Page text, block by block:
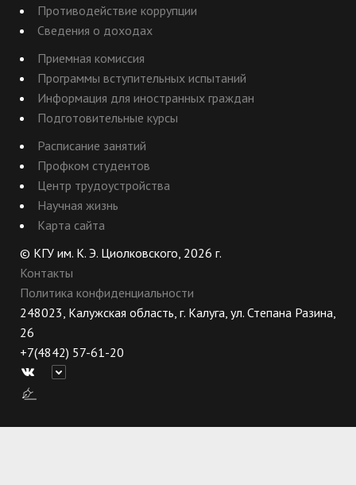
Противодействие коррупции
Сведения о доходах
Приемная комиссия
Программы вступительных испытаний
Информация для иностранных граждан
Подготовительные курсы
Расписание занятий
Профком студентов
Центр трудоустройства
Научная жизнь
Карта сайта
© КГУ им. К. Э. Циолковского, 2026 г.
Контакты
Политика конфиденциальности
248023, Калужская область, г. Калуга, ул. Степана Разина,
26
+7(4842) 57-61-20